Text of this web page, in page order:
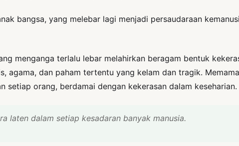
bangsa, yang melebar lagi menjadi persaudaraan
menganga terlalu lebar melahirkan beragam bentuk
dan paham tertentu yang kelam dan tragik.
setiap orang, berdamai dengan kekerasan dalam keseharian.
laten dalam setiap kesadaran banyak manusia.